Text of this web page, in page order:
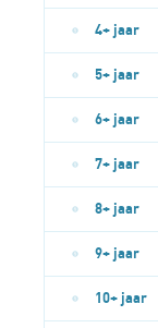
4+ jaar
5+ jaar
6+ jaar
7+ jaar
8+ jaar
9+ jaar
10+ jaar